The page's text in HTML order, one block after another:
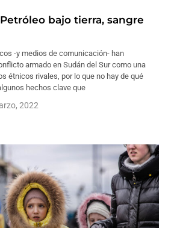
bajo tierra, sangre
-y medios de comunicación- han
armado en Sudán del Sur como una
étnicos rivales, por lo que no hay de qué
hechos clave que
2022